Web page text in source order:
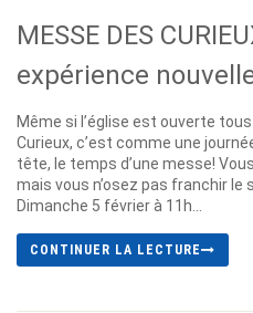
MESSE DES
expérience
Même si l’église est ouverte
Curieux, c’est comme une
tête, le temps d’une messe!
mais vous n’osez pas franchir le
Dimanche 5 février à 11h...
CONTINUER LA LECTURE